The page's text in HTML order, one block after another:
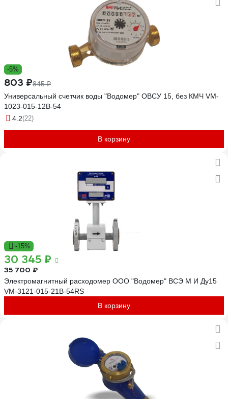
-5%
803 ₽845 ₽
Универсальный счетчик воды "Водомер" ОВСУ 15, без КМЧ VM-
1023-015-12B-54
4.2(22)
В корзину
-15%
30 345 ₽
35 700 ₽
Электромагнитный расходомер ООО "Водомер" ВСЭ М И Ду15
VM-3121-015-21B-54RS
В корзину